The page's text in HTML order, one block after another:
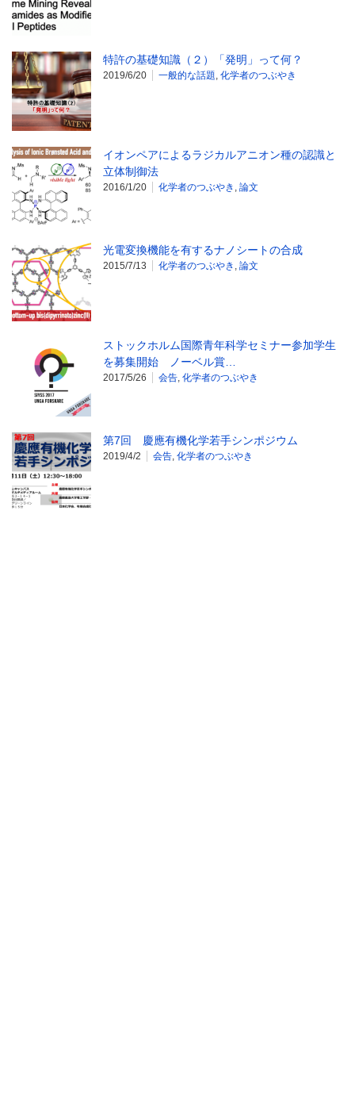
特許の基礎知識（２）「発明」って何？
2019/6/20 一般的な話題 化学者のつぶやき
イオンペアによるラジカルアニオン種の認識と
立体制御法
2016/1/20 化学者のつぶやき 論文
光電変換機能を有するナノシートの合成
2015/7/13 化学者のつぶやき 論文
ストックホルム国際青年科学セミナー参加学生
を募集開始 ノーベル賞…
2017/5/26 会告 化学者のつぶやき
第7回 慶應有機化学若手シンポジウム
2019/4/2 会告 化学者のつぶやき